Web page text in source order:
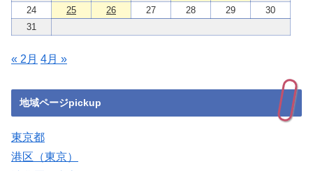
24
25 26 27 28 29
30
31
« 2月 4月 »
地域ページpickup
東京都
港区（東京）